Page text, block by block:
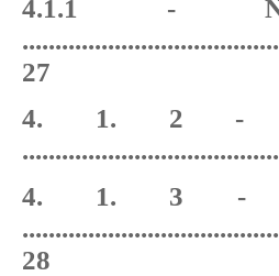
4.1.1 - Na
27
4. 1. 2 - Na
4. 1. 3 -
28